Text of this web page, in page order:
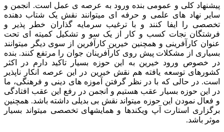
پیشنهاد کلی و عمومی بنده ورود به عرصه ی عمل است. انجمن و
سایر نهاد های علمی و حرفه ای می­توانند نقش یک شتاب دهنده
تخصصی را ایفا کنند و با ترغیب سرمایه گذاران خطر پذیر و
فرشتگان نجات کسب و کار از یک سو و تشکیل کمیته ای تحت
عنوان کارآفرینی و همچنین خیرین کارآفرین از سوی دیگر می­توانند
بسیاری از مشکلات پیش روی کارآفرینان جوان را مرتفع کنند. بنده
در خصوص ورود خیرین به این حوزه بسیار تاکید دارم در اکثر
کشورهای توسعه یافته هم نقش خیرین در این عرصه انکار ناپذیر
است. در حالی که با در نظر گرفتن آموزه های دینی و فرهنگی، ما
در این حوزه بسیار عقب هستیم و انجمن در رفع این عقب افتادگی
و فعال نمودن این حوزه می­تواند نقش بی بدیلی داشته باشد. همچنین
برگزاری استارت آپ ویکند­ها و همایش­های تخصصی می­تواند بسیار
موثر باشد.